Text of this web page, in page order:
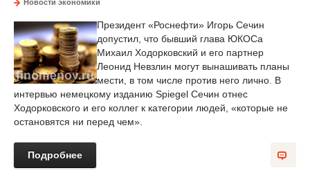
Новости экономики
Президент «Роснефти» Игорь Сечин
допустил, что бывший глава ЮКОСа
Михаил Ходорковский и его партнер
Леонид Невзлин могут вынашивать планы
мести, в том числе против него лично. В
интервью немецкому изданию Spiegel Сечин отнес
Ходорковского и его коллег к категории людей, «которые не
остановятся ни перед чем».
Подробнее